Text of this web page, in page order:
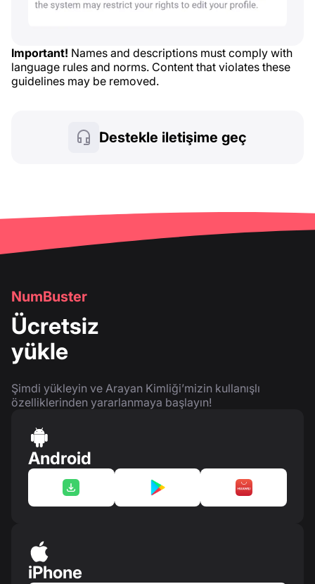
Important! Names and descriptions must comply with
language rules and norms. Content that violates these
guidelines may be removed.
Destekle iletişime geç
NumBuster
Ücretsiz
yükle
Şimdi yükleyin ve Arayan Kimliği’mizin kullanışlı
özelliklerinden yararlanmaya başlayın!
Android
iPhone